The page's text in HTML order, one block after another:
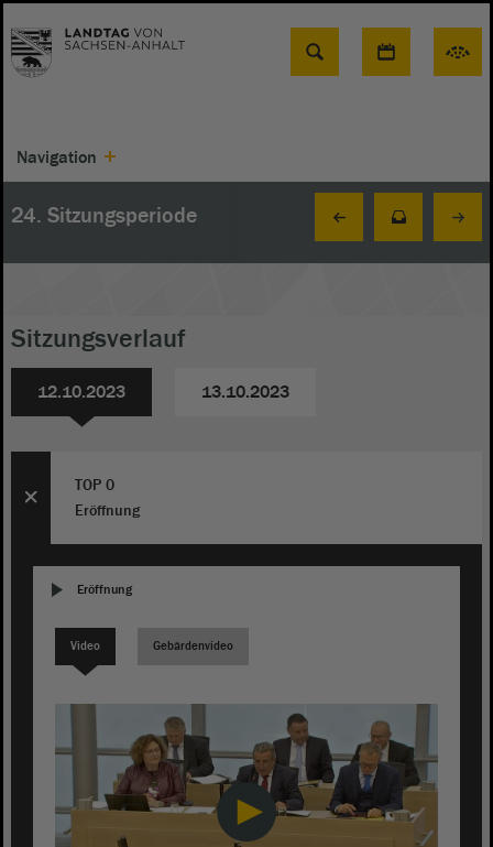
Suche
Navigation
24. Sitzungsperiode
Sitzungsverlauf
12.10.2023 13.10.2023
TOP 0
Eröffnung
Eröffnung
Video Gebärdenvideo